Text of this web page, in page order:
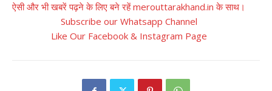
ऐसी और भी खबरें पढ़ने के लिए बने रहें merouttarakhand.in के साथ।
Subscribe our Whatsapp Channel
Like Our Facebook & Instagram Page